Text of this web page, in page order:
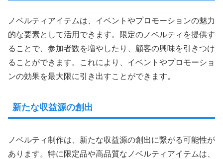
ノベルティアイテムは、イベントやプロモーションの魅力
的な要素として活用できます。限定のノベルティを提供す
ることで、参加者数を増やしたり、顧客の興味を引きつけ
ることができます。これにより、イベントやプロモーショ
ンの効果を最大限に引き出すことができます。
新たな収益源の創出
ノベルティ制作は、新たな収益源の創出に繋がる可能性が
あります。特に限定品や高品質なノベルティアイテムは、